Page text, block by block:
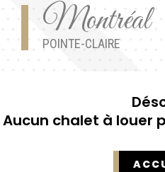
Montréal
POINTE-CLAIRE
Aucun chalet à louer